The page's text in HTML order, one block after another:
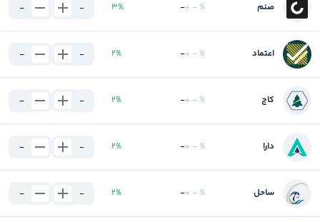
صنم -+ - %
3%
-
-
اعتماد -+ - %
2%
-
-
کاج -+ - %
2%
-
-
دارا -+ - %
2%
-
-
ساحل -+ - %
2%
-
-